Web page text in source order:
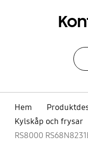
Hem
Kylskåp och frysar
RS8000